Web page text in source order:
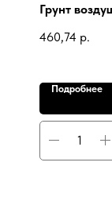
Грунт
460,74 р.
Подробнее